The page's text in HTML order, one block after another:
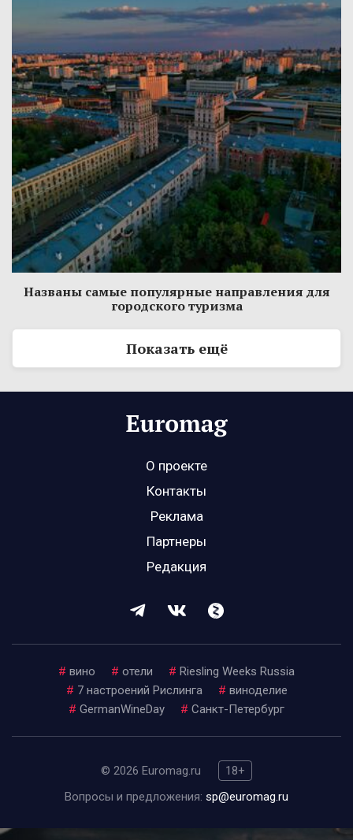
Названы самые популярные направления для
городского туризма
Показать ещё
О проекте
Контакты
Реклама
Партнеры
Редакция
# вино # отели # Riesling Weeks Russia
# 7 настроений Рислинга # виноделие
# GermanWineDay # Санкт-Петербург
© 2026 Euromag.ru
18+
Вопросы и предложения: sp@euromag.ru